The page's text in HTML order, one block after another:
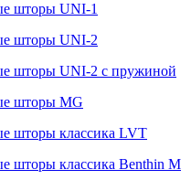
шторы UNI-1
шторы UNI-2
шторы UNI-2 с пружиной
шторы MG
шторы классика LVT
шторы классика Benthin M